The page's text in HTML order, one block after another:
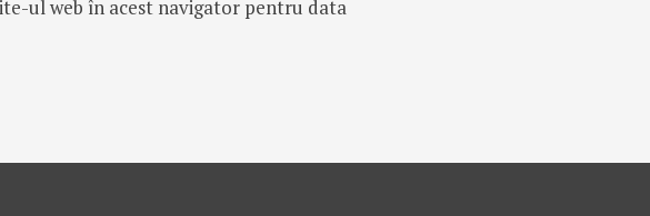
ul web în acest navigator pentru data